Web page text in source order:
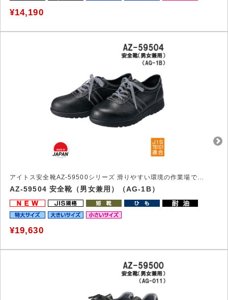
¥14,190
AZ-59504 安全靴（男女兼用）（AG-1B）
¥19,630